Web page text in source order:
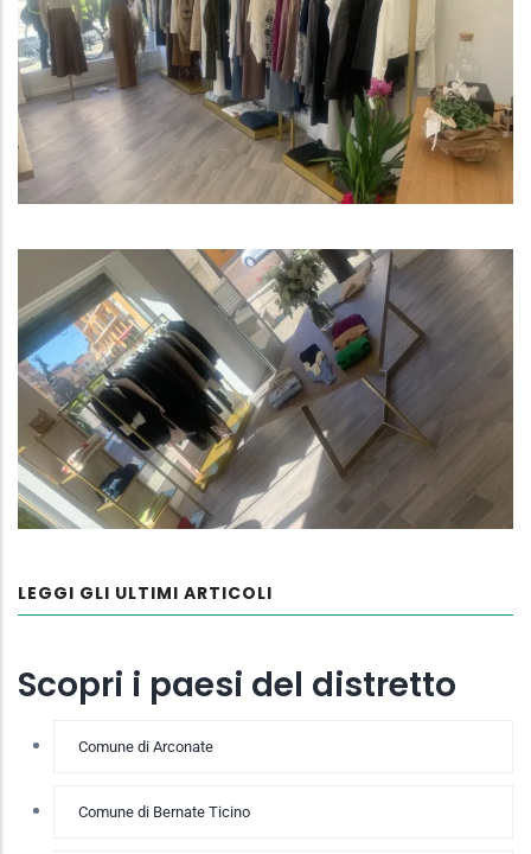
LEGGI GLI ULTIMI ARTICOLI
Scopri i paesi del distretto
Comune di Arconate
Comune di Bernate Ticino